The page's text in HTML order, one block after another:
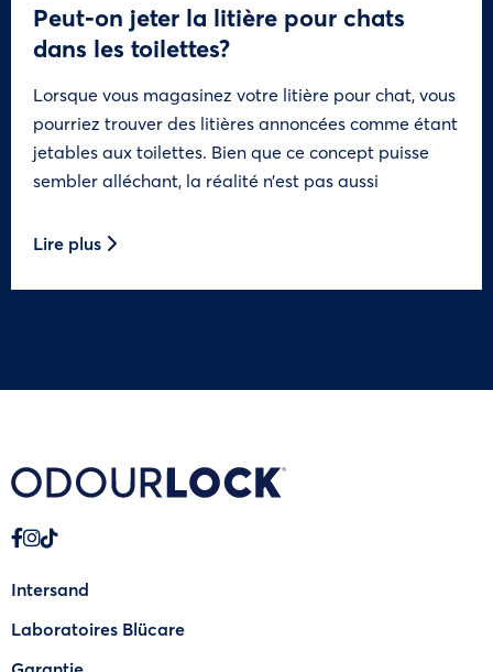
Peut-on jeter la litière pour chats
dans les toilettes?
Lorsque vous magasinez votre litière pour chat, vous
pourriez trouver des litières annoncées comme étant
jetables aux toilettes. Bien que ce concept puisse
sembler alléchant, la réalité n’est pas aussi
Lire plus
Intersand
Laboratoires Blücare